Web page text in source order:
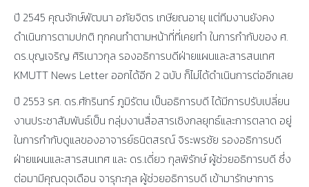
ปี 2545 คุณจักษ์พัฒนา อภัยจิตร เกษียณอายุ แต่ทีมงานยังคง
ดำเนินการตามปกติ ทุกคนทำตามหน้าที่ที่เคยทำ ในการกำกับของ ศ.
ดร.บุญเจริญ ศิริเนาวกุล รองอธิการบดีฝ่ายแผนและสารสนเทศ
KMUTT News Letter ออกได้อีก 2 ฉบับ ก็ไม่ได้ดำเนินการต่ออีกเลย
ปี 2553 รศ. ดร.ศักรินทร์ ภูมิรัตน เป็นอธิการบดี ได้มีการปรับเปลี่ยน
งานประชาสัมพันธ์เป็น กลุ่มงานสื่อสารเชิงกลยุทธ์และการตลาด อยู่
ในการกำกับดูแลของอาจารย์ธนิตสรณ์ จิระพรชัย รองอธิการบดี
ฝ่ายแผนและสารสนเทศ และ ดร.เดี่ยว กุลพิรักษ์ ผู้ช่วยอธิการบดี ซึ่ง
ต่อมามีคุณดุจเดือน จารุกะกุล ผู้ช่วยอธิการบดี เข้ามารักษาการ